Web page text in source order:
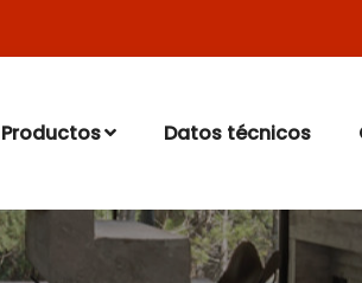
Productos Datos técnicos